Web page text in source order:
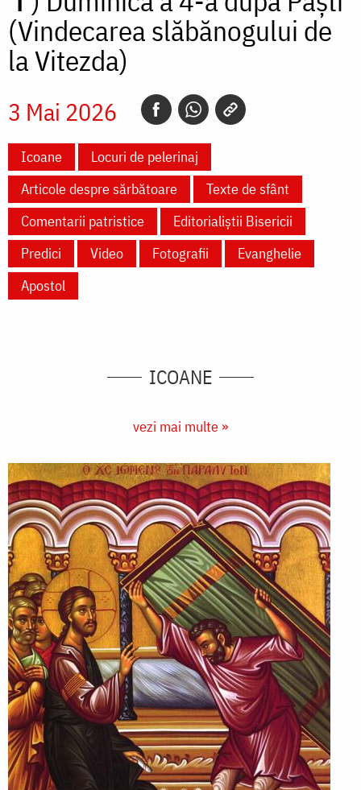
(Vindecarea slăbănogului de
la Vitezda)
3 Mai 2026
Icoane
Locuri de pelerinaj
Articole despre sărbătoare
Texte de sfânt
Comentarii patristice
Editorialiștii Bisericii
Predici
Video Fotografii
Evanghelie
Apostol
ICOANE
vezi mai multe »